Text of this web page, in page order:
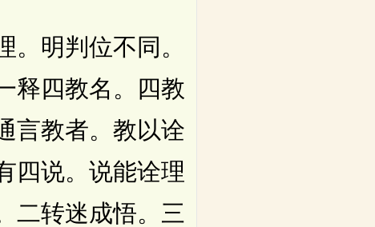
明判位不同。
释四教名。四教
言教者。教以诠
四说。说能诠理
二转迷成悟。三